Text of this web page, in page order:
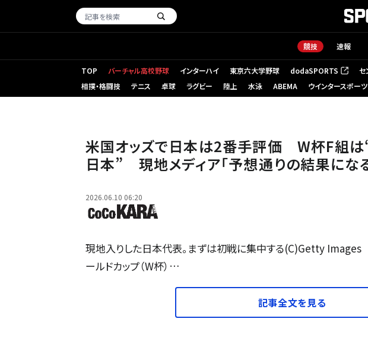
競技 速報
TOP バーチャル高校野球 インターハイ 東京六大学野球 dodaSPORTS
（新しいタブで開く） セ
相撲・格闘技
テニス 卓球 ラグビー 陸上 水泳 ABEMA ウインタースポーツ
米国オッズで日本は2番手評価 W杯F組は
日本” 現地メディア「予想通りの結果にな
2026.06.10 06:20
現地入りした日本代表。まずは初戦に集中する(C)Getty
ールドカップ（W杯）…
記事全文を見る